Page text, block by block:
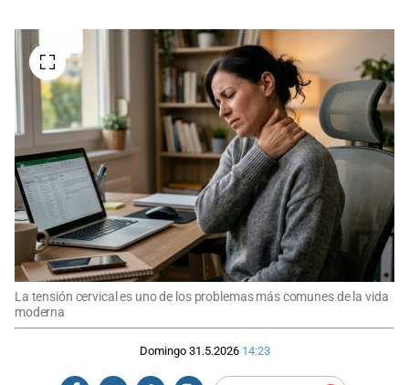
La tensión cervical es uno de los problemas más comunes de la vida
moderna
Domingo 31.5.2026 14:23